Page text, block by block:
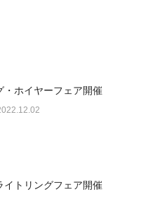
・ホイヤーフェア開催
イトリングフェア開催